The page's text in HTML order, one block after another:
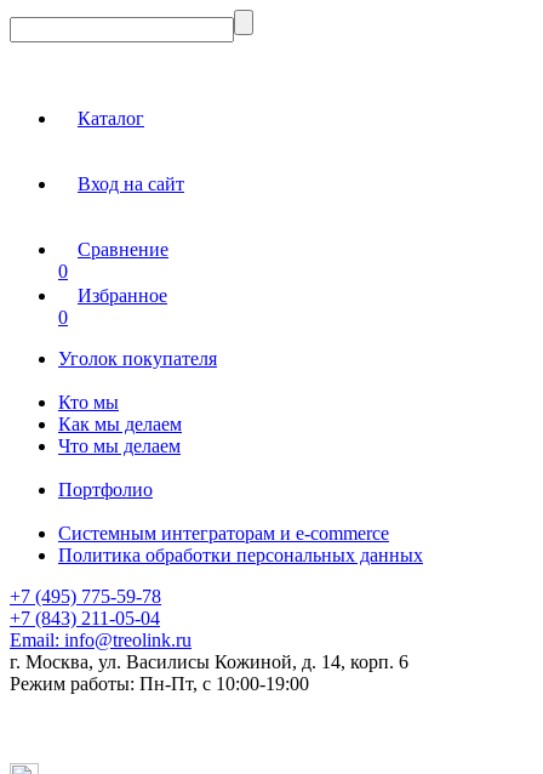
Каталог
Вход на сайт
Сравнение
0
Избранное
0
Уголок покупателя
Кто мы
Как мы делаем
Что мы делаем
Портфолио
Системным интеграторам и e-commerce
Политика обработки персональных данных
+7 (495) 775-59-78
+7 (843) 211-05-04
Email: info@treolink.ru
г. Москва, ул. Василисы Кожиной, д. 14, корп. 6
Режим работы: Пн-Пт, с 10:00-19:00